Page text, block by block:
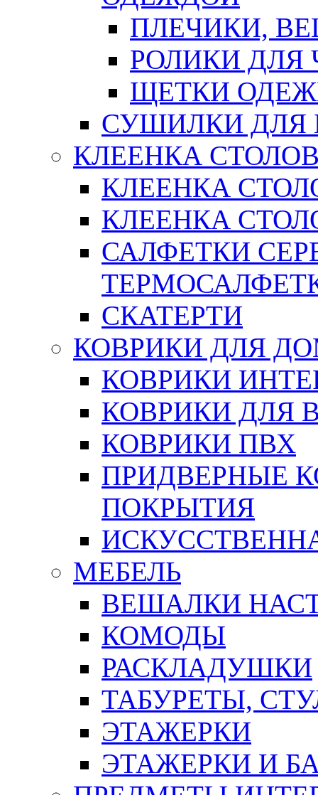
ПЛЕЧИКИ,
РОЛИКИ ДЛЯ
ЩЕТКИ
СУШИЛКИ ДЛЯ
КЛЕЕНКА
КЛЕЕНКА
КЛЕЕНКА
САЛФЕТКИ
СКАТЕРТИ
КОВРИКИ ДЛЯ
КОВРИКИ
КОВРИКИ ДЛЯ
КОВРИКИ ПВХ
ПРИДВЕРНЫЕ
ПОКРЫТИЯ
МЕБЕЛЬ
ВЕШАЛКИ
КОМОДЫ
РАСКЛАДУШКИ
ТАБУРЕТЫ,
ЭТАЖЕРКИ
ЭТАЖЕРКИ И